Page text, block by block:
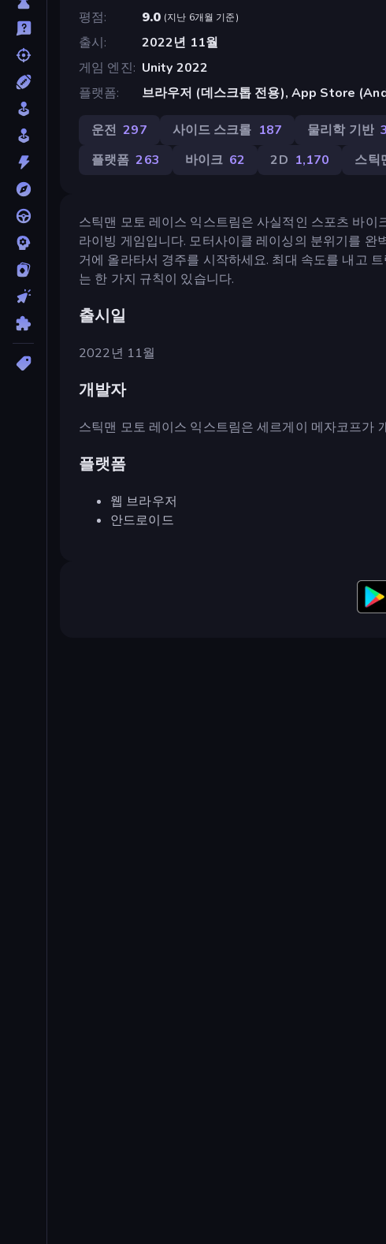
평점
9.0 (지난 6개월 기준)
출시
2022년 11월
게임 엔진
Unity 2022
플랫폼
브라우저 (데스크톱 전용), App Store
운전 297 사이드 스크롤 187 물리학 기반
플랫폼 263 바이크 62 2D 1,170 스틱
스틱맨 모토 레이스 익스트림은 사실적인 스포츠 바
라이빙 게임입니다. 모터사이클 레이싱의 분위기를
거에 올라타서 경주를 시작하세요. 최대 속도를 내고
는 한 가지 규칙이 있습니다.
출시일
2022년 11월
개발자
스틱맨 모토 레이스 익스트림은 세르게이 메자코프가
플랫폼
웹 브라우저
안드로이드